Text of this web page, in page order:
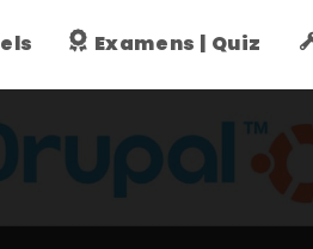
Examens | Quiz